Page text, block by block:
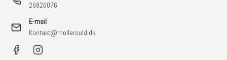
26826076
E-mail
Kontakt@mollersuld.dk